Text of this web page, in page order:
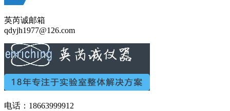
英芮诚邮箱
qdyjh1977@126.com
电话：18663999912